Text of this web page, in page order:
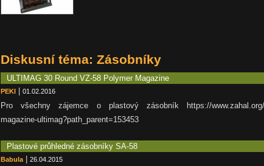
Diskusní téma: Zásobníky
ULTIMAG 30 Round VZ-58 Polymer Magazine
PEKI 01.02.2016
Pro všechny zájemce o plastový zásobník https://www.zahal.org/
magazine-ultimag?path_parent=153453
Plastové průhledné zásobníky SA-58
Babula| 26.04.2015